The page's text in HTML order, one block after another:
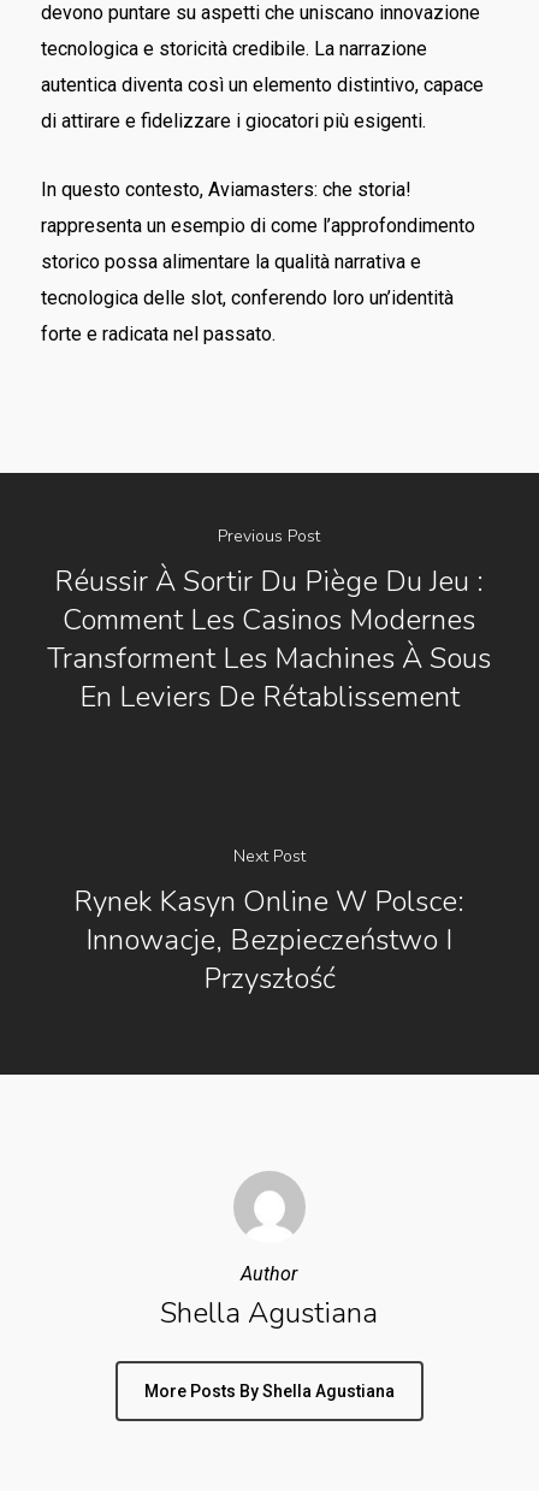
devono puntare su aspetti che uniscano innovazione
tecnologica e storicità credibile. La narrazione
autentica diventa così un elemento distintivo, capace
di attirare e fidelizzare i giocatori più esigenti.
In questo contesto, Aviamasters: che storia!
rappresenta un esempio di come l’approfondimento
storico possa alimentare la qualità narrativa e
tecnologica delle slot, conferendo loro un’identità
forte e radicata nel passato.
Previous Post
Réussir À Sortir Du Piège Du Jeu :
Comment Les Casinos Modernes
Transforment Les Machines À Sous
En Leviers De Rétablissement
Next Post
Rynek Kasyn Online W Polsce:
Innowacje, Bezpieczeństwo I
Przyszłość
Author
Shella Agustiana
More Posts By Shella Agustiana